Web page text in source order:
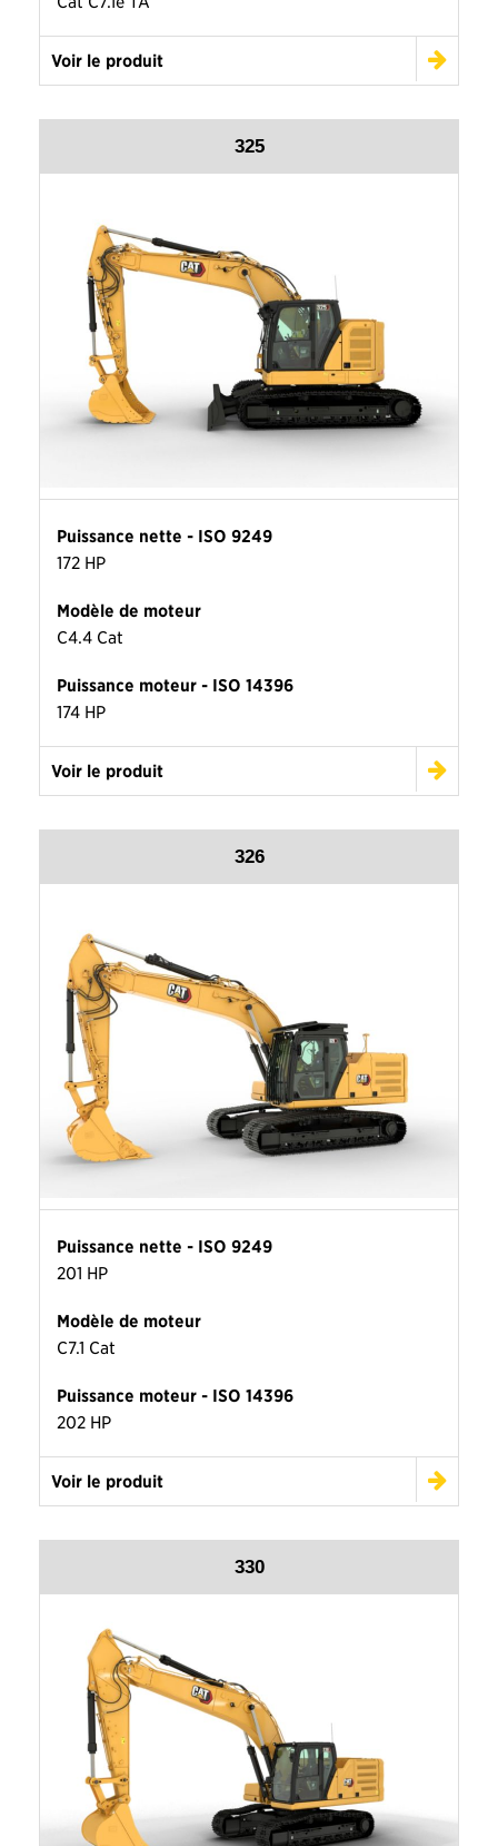
Voir le produit
325
Puissance nette - ISO 9249
172 HP
Modèle de moteur
C4.4 Cat
Puissance moteur - ISO 14396
174 HP
Voir le produit
326
Puissance nette - ISO 9249
201 HP
Modèle de moteur
C7.1 Cat
Puissance moteur - ISO 14396
202 HP
Voir le produit
330